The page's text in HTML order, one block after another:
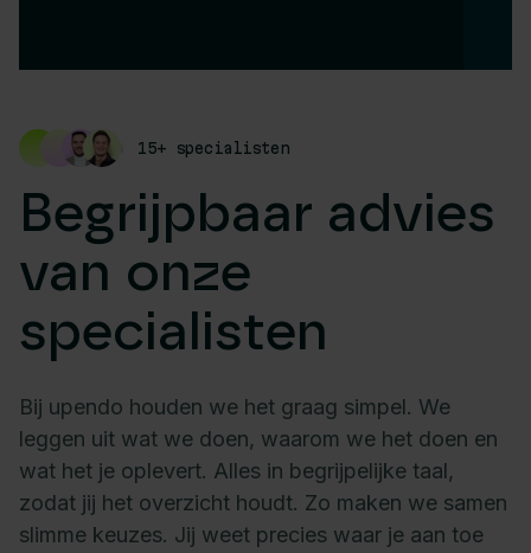
15+ specialisten
Begrijpbaar advies
van onze
specialisten
Bij upendo houden we het graag simpel. We
leggen uit wat we doen, waarom we het doen en
wat het je oplevert. Alles in begrijpelijke taal,
zodat jij het overzicht houdt. Zo maken we samen
slimme keuzes. Jij weet precies waar je aan toe